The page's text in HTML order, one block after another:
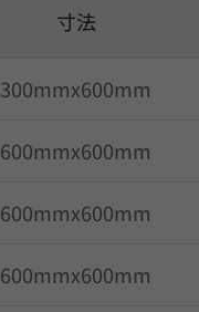
寸法
300mmx600mm
600mmx600mm
600mmx600mm
600mmx600mm